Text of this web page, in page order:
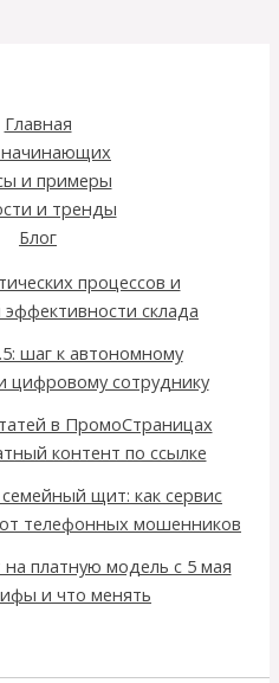
Главная
и примеры
и тренды
Блог
процессов и
склада
шаг к автономному
цифровому сотруднику
в ПромоСтраницах
контент по ссылке
семейный щит: как сервис
телефонных мошенников
платную модель с 5 мая
и что менять